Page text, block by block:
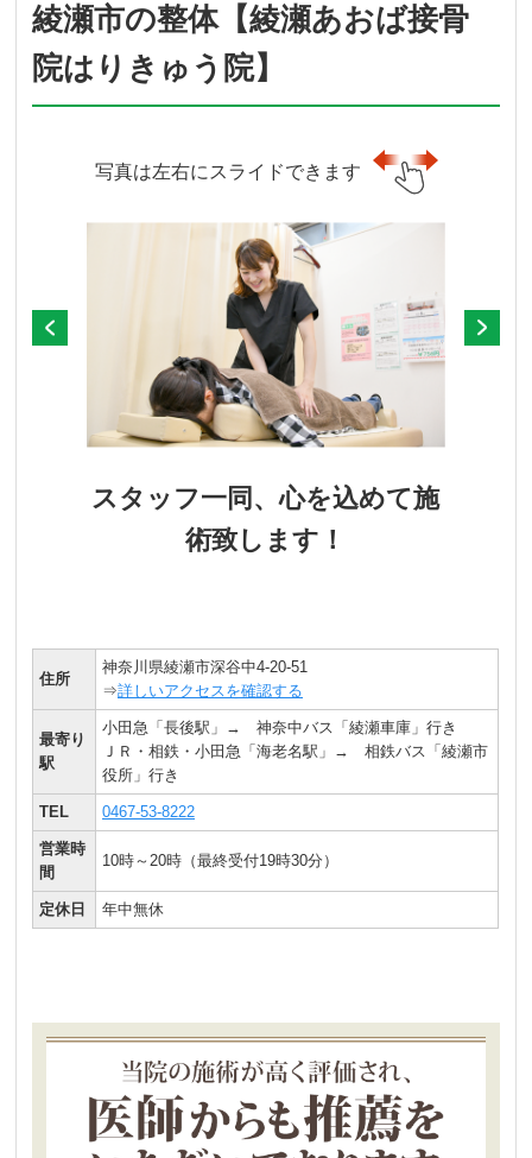
綾瀬市の整体【綾瀬あおば接骨
院はりきゅう院】
写真は左右にスライドできます
スタッフ一同、心を込めて施
術致します！
住所
神奈川県綾瀬市深谷中4-20-51
⇒詳しいアクセスを確認する
最寄り
駅
小田急「長後駅」→ 神奈中バス「綾瀬車庫」行き
ＪＲ・相鉄・小田急「海老名駅」→ 相鉄バス「綾瀬市
役所」行き
TEL 0467-53-8222
営業時
間
10時～20時（最終受付19時30分）
定休日 年中無休